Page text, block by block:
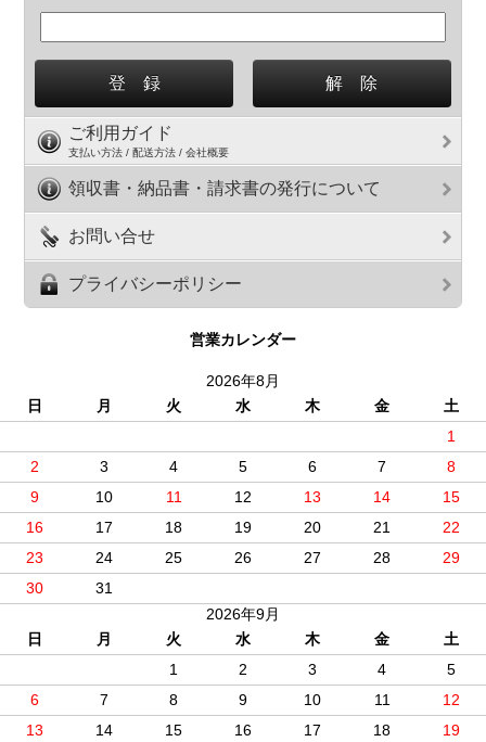
ご利用ガイド
支払い方法 / 配送方法 / 会社概要
領収書・納品書・請求書の発行について
お問い合せ
プライバシーポリシー
営業カレンダー
2026年8月
日
月 火 水 木 金
土
1
2
3 4 5 6 7
8
9
10 11 12 13 14
15
16
17 18 19 20 21
22
23
24 25 26 27 28
29
30
31
2026年9月
日
月 火 水 木 金
土
1
2 3 4
5
6
7 8 9 10 11
12
13
14 15 16 17 18 19